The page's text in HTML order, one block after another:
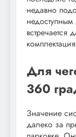
недавно
Для
360
Значение
далеко за